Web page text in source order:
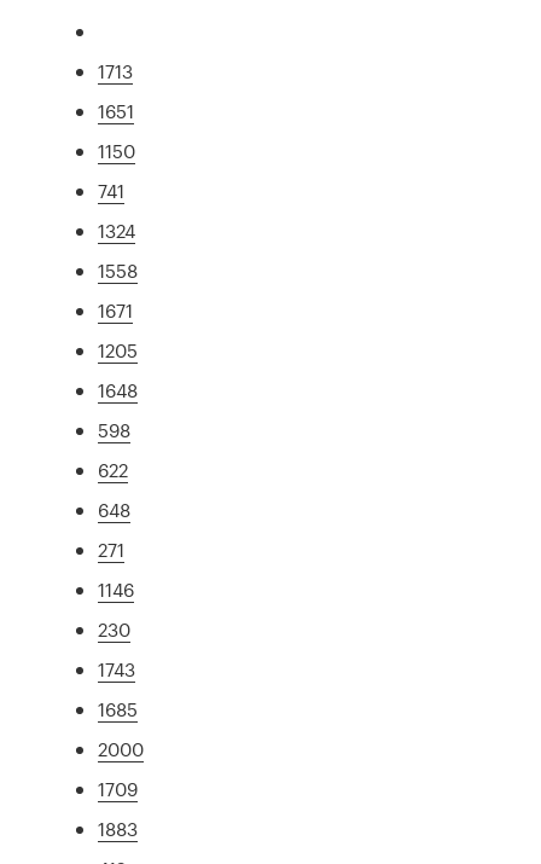
1713
1651
1150
741
1324
1558
1671
1205
1648
598
622
648
271
1146
230
1743
1685
2000
1709
1883